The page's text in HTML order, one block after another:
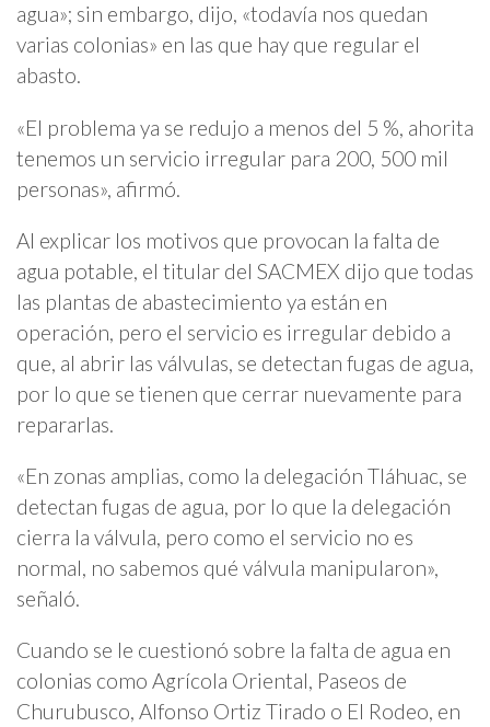
agua»; sin embargo, dijo, «todavía nos quedan
varias colonias» en las que hay que regular el
abasto.
«El problema ya se redujo a menos del 5 %, ahorita
tenemos un servicio irregular para 200, 500 mil
personas», afirmó.
Al explicar los motivos que provocan la falta de
agua potable, el titular del SACMEX dijo que todas
las plantas de abastecimiento ya están en
operación, pero el servicio es irregular debido a
que, al abrir las válvulas, se detectan fugas de agua,
por lo que se tienen que cerrar nuevamente para
repararlas.
«En zonas amplias, como la delegación Tláhuac, se
detectan fugas de agua, por lo que la delegación
cierra la válvula, pero como el servicio no es
normal, no sabemos qué válvula manipularon»,
señaló.
Cuando se le cuestionó sobre la falta de agua en
colonias como Agrícola Oriental, Paseos de
Churubusco, Alfonso Ortiz Tirado o El Rodeo, en